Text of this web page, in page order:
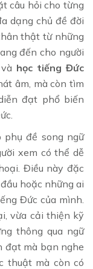
câu hỏi cho từng
dạng chủ đề đời
thật từ những
đến cho người
học tiếng Đức
âm, mà còn tìm
đạt phổ biến
phụ đề song ngữ
xem có thể dễ
Điều này đặc
hoặc những ai
Đức của mình.
vừa cải thiện kỹ
thông qua ngữ
đạt mà bạn nghe
thuật mà còn có